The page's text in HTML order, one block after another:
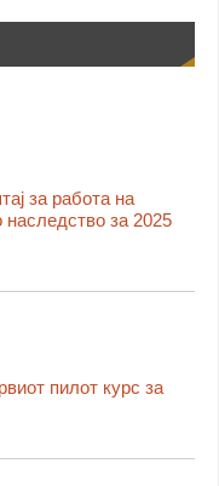
за работа на
наследство за 2025
пилот курс за